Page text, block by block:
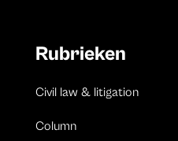
Rubrieken
Civil law & litigation
Column